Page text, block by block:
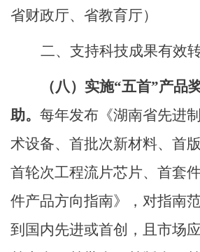
省财政厅、省教育厅）
二、支持科技成果有效
（八） 实施“五首”产品
助。 每年发布《湖南省先进
术设备、首批次新材料、首
首轮次工程流片芯片、首套
件产品方向指南》，对指南
到国内先进或首创，且市场